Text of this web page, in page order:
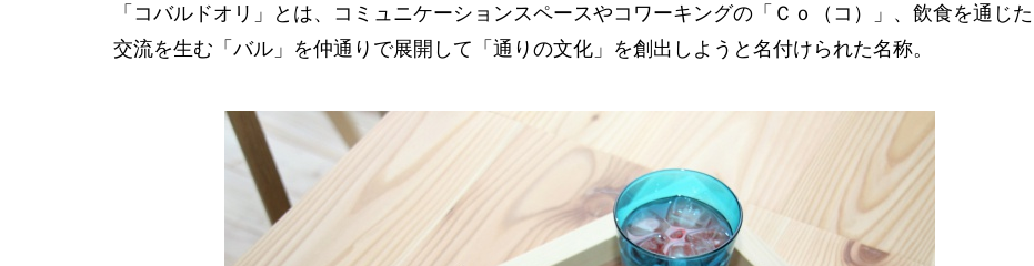
「コバルドオリ」とは、コミュニケーションスペースやコワーキングの「Ｃｏ（コ）」、飲食を通じた
交流を生む「バル」を仲通りで展開して「通りの文化」を創出しようと名付けられた名称。